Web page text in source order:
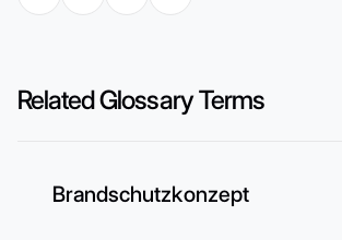
Related Glossary Terms
Brandschutzkonzept